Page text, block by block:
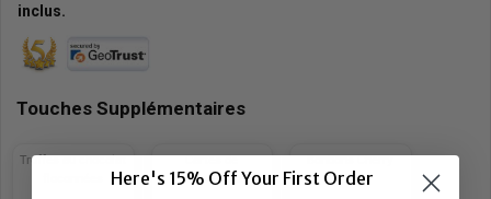
inclus.
Touches Supplémentaires
Truffes au chocolat
Cartes de
salutations
Bonbons Cherry
Lips
Here's 15% Off Your First Order